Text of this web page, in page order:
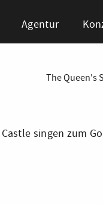
Agentur
The Queen's
Castle singen zum